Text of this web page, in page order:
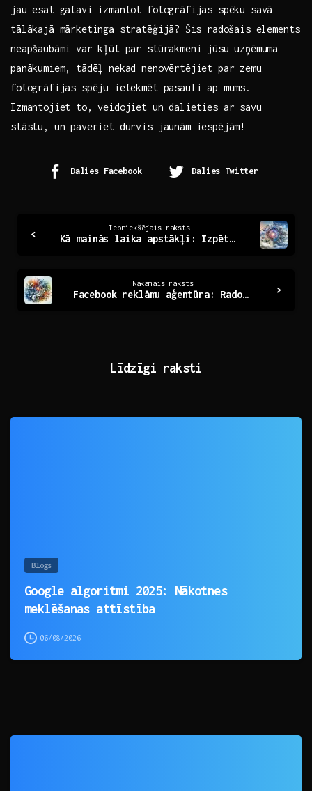
jau esat gatavi izmantot ‍fotogrāfijas spēku savā
tālākajā mārketinga ‌stratēģijā?⁢ Šis radošais ‌elements
neapšaubāmi var kļūt par stūrakmeni jūsu uzņēmuma
panākumiem, tādēļ nekad nenovērtējiet par zemu
fotogrāfijas spēju ietekmēt pasauli ap mums.
Izmantojiet to, veidojiet un dalieties ar savu
stāstu, un paveriet durvis jaunām iespējām!
Dalies Facebook Dalies Twitter
Reading
Iepriekšējais raksts
Kā mainās laika apstākļi: Izpēte un prognozes 2023. gadā
Nākamais raksts
Facebook reklāmu aģentūra: Radošs ceļš uz panākumiem
Līdzīgi raksti
Blogs
Google algoritmi 2025: Nākotnes
meklēšanas attīstība
06/08/2026